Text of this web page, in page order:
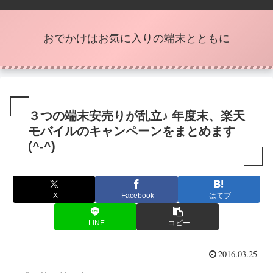
おでかけはお気に入りの端末とともに
３つの端末安売りが乱立♪ 年度末、楽天
モバイルのキャンペーンをまとめます
(^-^)
X Facebook はてブ
LINE コピー
2016.03.25